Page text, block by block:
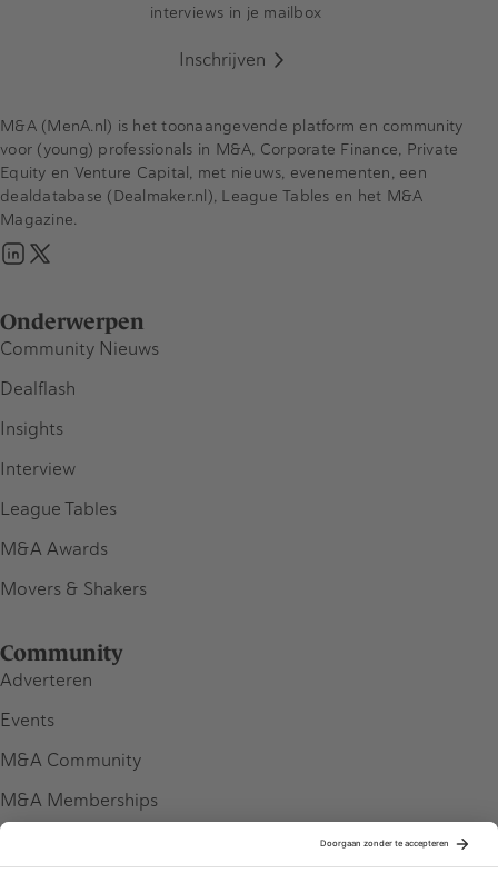
interviews in je mailbox
Inschrijven
Onderwerpen
Community Nieuws
Dealflash
Insights
Interview
League Tables
M&A Awards
Movers & Shakers
Community
Adverteren
Events
M&A Community
M&A Memberships
M&A (MenA.nl) is het toonaangevende platform en community
voor (young) professionals in M&A, Corporate Finance, Private
Equity en Venture Capital, met nieuws, evenementen, een
dealdatabase (Dealmaker.nl), League Tables en het M&A
Magazine.